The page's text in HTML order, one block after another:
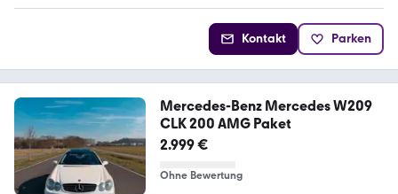
Kontakt Parken
Mercedes-Benz Mercedes W209
CLK 200 AMG Paket
2.999 €
Ohne Bewertung